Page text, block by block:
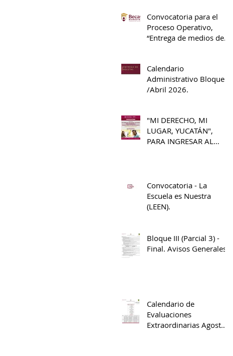
Convocatoria para el
Proceso Operativo,
“Entrega de medios de
Media Superior Benito
Juárez.
Calendario
Administrativo Bloque II
/Abril 2026.
"MI DERECHO, MI
LUGAR, YUCATÁN",
PARA INGRESAR AL
Convocatoria - La
Escuela es Nuestra
(LEEN).
Bloque III (Parcial 3) -
Final. Avisos Generales
Calendario de
Evaluaciones
Extraordinarias Agosto